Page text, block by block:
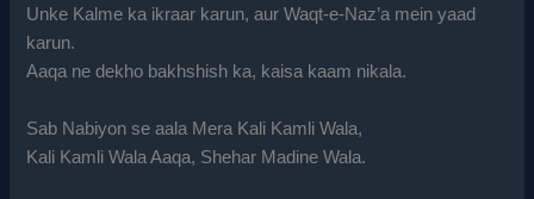
Unke Kalme ka ikraar karun, aur Waqt-e-Naz’a mein yaad
karun.
Aaqa ne dekho bakhshish ka, kaisa kaam nikala.
Sab Nabiyon se aala Mera Kali Kamli Wala,
Kali Kamli Wala Aaqa, Shehar Madine Wala.